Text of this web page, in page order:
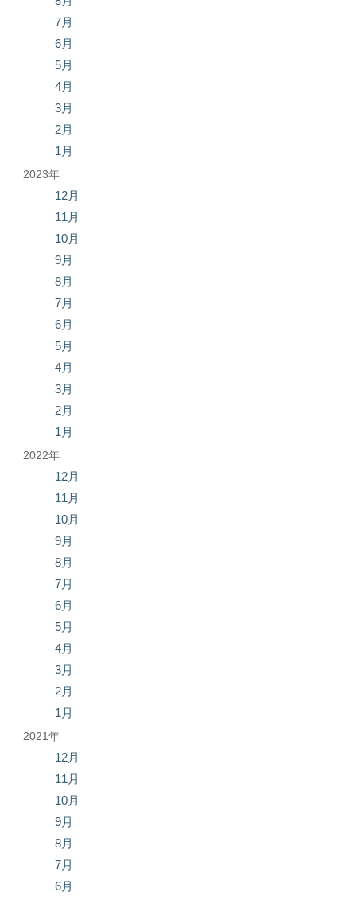
7月
6月
5月
4月
3月
2月
1月
2023年
12月
11月
10月
9月
8月
7月
6月
5月
4月
3月
2月
1月
2022年
12月
11月
10月
9月
8月
7月
6月
5月
4月
3月
2月
1月
2021年
12月
11月
10月
9月
8月
7月
6月